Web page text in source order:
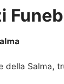
della Salma,